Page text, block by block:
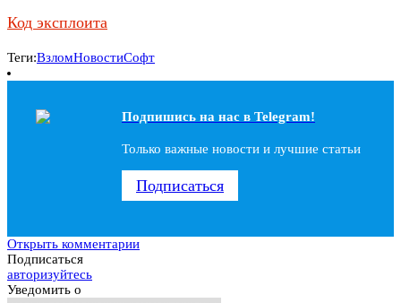
Код эксплоита
Теги:ВзломНовостиСофт
Подпишись на наc в Telegram!
Только важные новости и лучшие статьи
Подписаться
Открыть комментарии
Подписаться
авторизуйтесь
Уведомить о